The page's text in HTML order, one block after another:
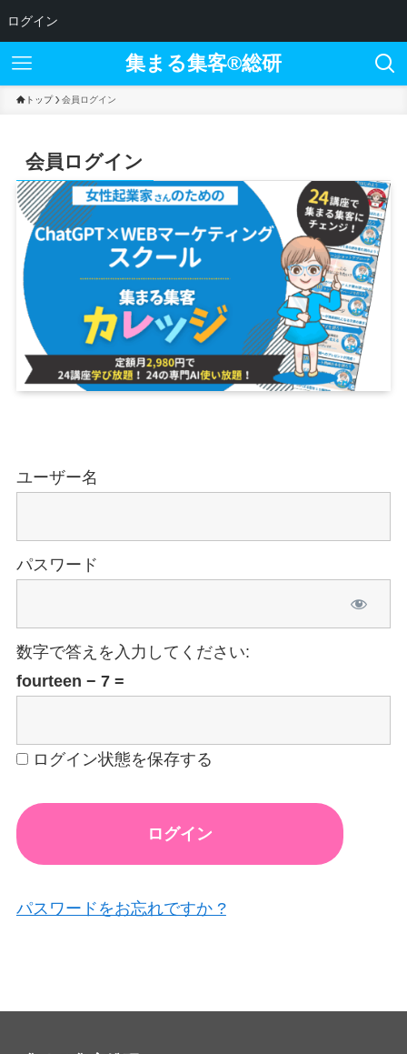
ログイン
集まる集客®︎総研
トップ 会員ログイン
会員ログイン
ユーザー名
パスワード
数字で答えを入力してください:
fourteen − 7 =
ログイン状態を保存する
パスワードをお忘れですか ?